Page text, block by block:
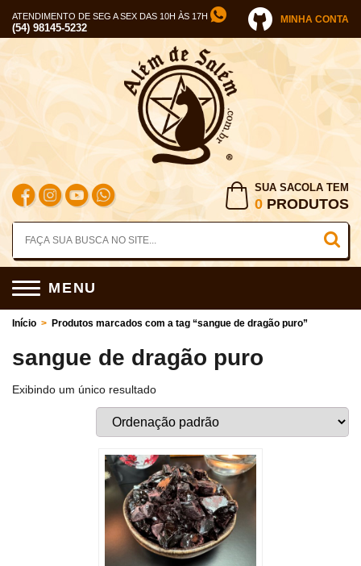
ATENDIMENTO DE SEG A SEX DAS 10H ÀS 17H
(54) 98145-5232
MINHA CONTA
SUA SACOLA TEM
0 PRODUTOS
MENU
Início > Produtos marcados com a tag “sangue de dragão puro”
sangue de dragão puro
Exibindo um único resultado